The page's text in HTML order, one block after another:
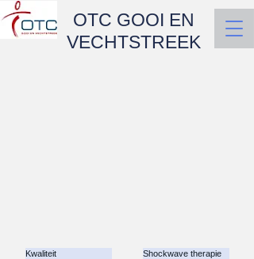
OTC GOOI EN
VECHTSTREEK
Kwaliteit Shockwave therapie